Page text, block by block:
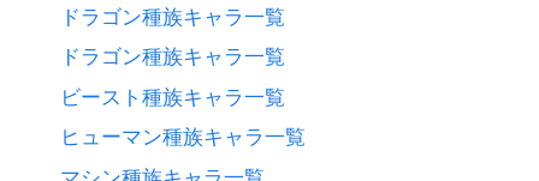
ドラゴン種族キャラ一覧
ドラゴン種族キャラ一覧
ビースト種族キャラ一覧
ヒューマン種族キャラ一覧